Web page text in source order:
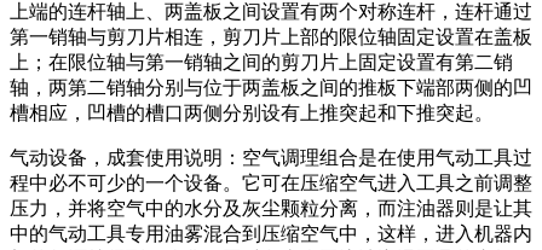
上端的连杆轴上、两盖板之间设置有两个对称连杆，连杆通过
第一销轴与剪刀片相连，剪刀片上部的限位轴固定设置在盖板
上；在限位轴与第一销轴之间的剪刀片上固定设置有第二销
轴，两第二销轴分别与位于两盖板之间的推板下端部两侧的凹
槽相应，凹槽的槽口两侧分别设有上推突起和下推突起。
气动设备，成套使用说明：空气调理组合是在使用气动工具过
程中必不可少的一个设备。它可在压缩空气进入工具之前调整
压力，并将空气中的水分及灰尘颗粒分离，而注油器则是让其
中的气动工具专用油雾混合到压缩空气中，这样，进入机器内